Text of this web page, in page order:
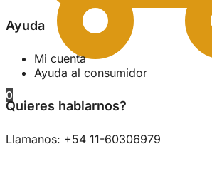
0
Ayuda
Mi cuenta
Ayuda al consumidor
Quieres hablarnos?
Llamanos: +54 11-60306979